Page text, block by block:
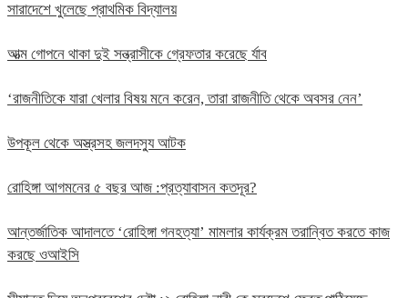
সারাদেশে খুলেছে প্রাথমিক বিদ্যালয়
আত্ম গোপনে থাকা দুই সন্ত্রাসীকে গ্রেফতার করেছে র্যাব
‘রাজনীতিকে যারা খেলার বিষয় মনে করেন, তারা রাজনীতি থেকে অবসর নেন’
উপকূল থেকে অস্ত্রসহ জলদস্যু আটক
রোহিঙ্গা আগমনের ৫ বছর আজ :প্রত্যাবাসন কতদূর?
আন্তর্জাতিক আদালতে ‘রোহিঙ্গা গনহত্যা’ মামলার কার্যক্রম তরান্বিত করতে কাজ
করছে ওআইসি